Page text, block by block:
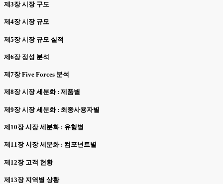
제3장 시장 구도
제4장 시장 규모
제5장 시장 규모 실적
제6장 정성 분석
제7장 Five Forces 분석
제8장 시장 세분화 : 제품별
제9장 시장 세분화 : 최종사용자별
제10장 시장 세분화 : 유형별
제11장 시장 세분화 : 컴포넌트별
제12장 고객 현황
제13장 지역별 상황